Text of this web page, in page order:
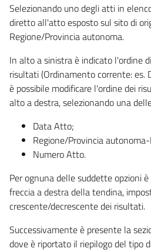
Selezionando uno degli atti in
diretto all'atto esposto sul sito di
Regione/Provincia autonoma.
In alto a sinistra è indicato l'ordine
risultati (Ordinamento corrente: es.
è possibile modificare l'ordine dei
alto a destra, selezionando una
Data Atto;
Regione/Provincia
Numero Atto.
Per ognuna delle suddette opzioni
freccia a destra della tendina,
crescente/decrescente dei risultati.
Successivamente è presente la
dove è riportato il riepilogo del tipo